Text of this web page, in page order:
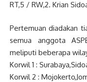
RT,5 / RW,2. Krian
Pertemuan diadakan
semua anggota
meliputi beberapa
Korwil 1 :
Korwil 2 :